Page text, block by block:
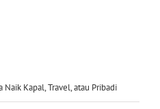
Naik Kapal, Travel, atau Pribadi